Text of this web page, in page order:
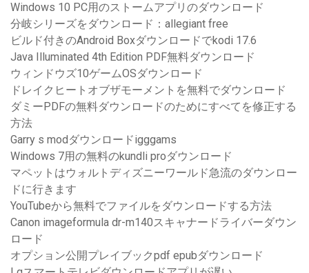
Windows 10 PC用のストームアプリのダウンロード
分岐シリーズをダウンロード：allegiant free
ビルド付きのAndroid Boxダウンロードでkodi 17.6
Java Illuminated 4th Edition PDF無料ダウンロード
ウィンドウズ10ゲームOSダウンロード
ドレイクヒートオブザモーメントを無料でダウンロード
ダミーPDFの無料ダウンロードのためにすべてを修正する
方法
Garry s modダウンロードigggams
Windows 7用の無料のkundli proダウンロード
マペットはウォルトディズニーワールド急流のダウンロー
ドに行きます
YouTubeから無料でファイルをダウンロードする方法
Canon imageformula dr-m140スキャナードライバーダウン
ロード
オプション公開プレイブックpdf epubダウンロード